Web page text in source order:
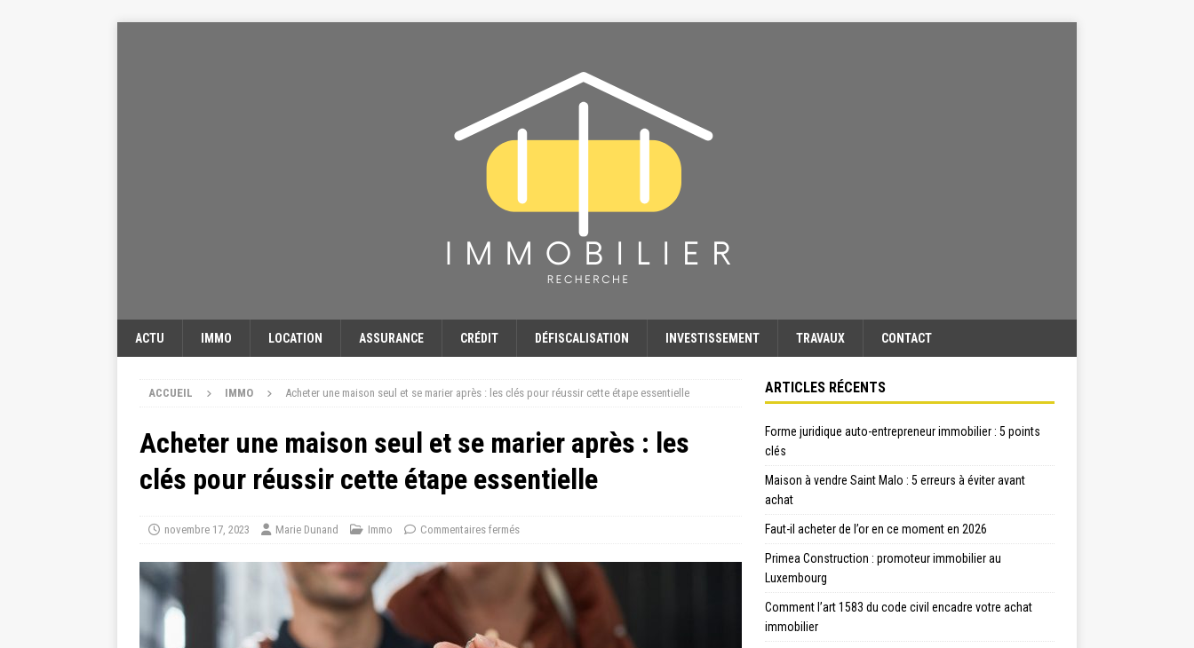
ACTU IMMO LOCATION ASSURANCE CRÉDIT DÉFISCALISATION INVESTISSEMENT TRAVAUX CONTACT
ACCUEIL IMMO Acheter une maison seul et se marier après : les clés pour réussir cette étape essentielle
Acheter une maison seul et se marier après : les
clés pour réussir cette étape essentielle
novembre 17, 2023 Marie Dunand Immo Commentaires fermés
ARTICLES RÉCENTS
Forme juridique auto-entrepreneur immobilier : 5 points
clés
Maison à vendre Saint Malo : 5 erreurs à éviter avant
achat
Faut-il acheter de l’or en ce moment en 2026
Primea Construction : promoteur immobilier au
Luxembourg
Comment l’art 1583 du code civil encadre votre achat
immobilier